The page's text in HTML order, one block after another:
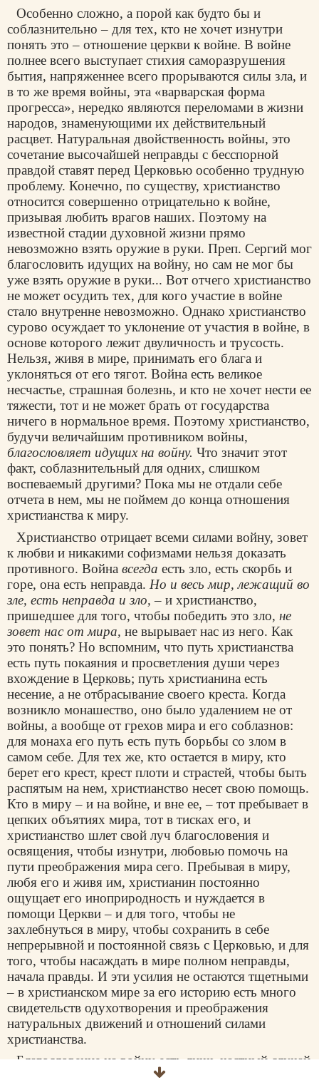
Особенно сложно, а порой как будто бы и
соблазнительно – для тех, кто не хочет изнутри
понять это – отношение церкви к войне. В войне
полнее всего выступает стихия саморазрушения
бытия, напряженнее всего прорываются силы зла, и
в то же время войны, эта «варварская форма
прогресса», нередко являются переломами в жизни
народов, знаменующими их действительный
расцвет. Натуральная двойственность войны, это
сочетание высочайшей неправды с бесспорной
правдой ставят перед Церковью особенно трудную
проблему. Конечно, по существу, христианство
относится совершенно отрицательно к войне,
призывая любить врагов наших. Поэтому на
известной стадии духовной жизни прямо
невозможно взять оружие в руки. Преп. Сергий мог
благословить идущих на войну, но сам не мог бы
уже взять оружие в руки... Вот отчего христианство
не может осудить тех, для кого участие в войне
стало внутренне невозможно. Однако христианство
сурово осуждает то уклонение от участия в войне, в
основе которого лежит двуличность и трусость.
Нельзя, живя в мире, принимать его блага и
уклоняться от его тягот. Война есть великое
несчастье, страшная болезнь, и кто не хочет нести ее
тяжести, тот и не может брать от государства
ничего в нормальное время. Поэтому христианство,
будучи величайшим противником войны,
благословляет идущих на войну. Что значит этот
факт, соблазнительный для одних, слишком
воспеваемый другими? Пока мы не отдали себе
отчета в нем, мы не поймем до конца отношения
христианства к миру.
Христианство отрицает всеми силами войну, зовет
к любви и никакими софизмами нельзя доказать
противного. Война всегда есть зло, есть скорбь и
горе, она есть неправда. Но и весь мир, лежащий во
зле, есть неправда и зло, – и христианство,
пришедшее для того, чтобы победить это зло, не
зовет нас от мира, не вырывает нас из него. Как
это понять? Но вспомним, что путь христианства
есть путь покаяния и просветления души через
вхождение в Церковь; путь христианина есть
несение, а не отбрасывание своего креста. Когда
возникло монашество, оно было удалением не от
войны, а вообще от грехов мира и его соблазнов:
для монаха его путь есть путь борьбы со злом в
самом себе. Для тех же, кто остается в миру, кто
берет его крест, крест плоти и страстей, чтобы быть
распятым на нем, христианство несет свою помощь.
Кто в миру – и на войне, и вне ее, – тот пребывает в
цепких объятиях мира, тот в тисках его, и
христианство шлет свой луч благословения и
освящения, чтобы изнутри, любовью помочь на
пути преображения мира сего. Пребывая в миру,
любя его и живя им, христианин постоянно
ощущает его иноприродность и нуждается в
помощи Церкви – и для того, чтобы не
захлебнуться в миру, чтобы сохранить в себе
непрерывной и постоянной связь с Церковью, и для
того, чтобы насаждать в мире полном неправды,
начала правды. И эти усилия не остаются тщетными
– в христианском мире за его историю есть много
свидетельств одухотворения и преображения
натуральных движений и отношений силами
христианства.
Благословение на войну есть лишь частный случай
благословения Церковью нашего пребывания в